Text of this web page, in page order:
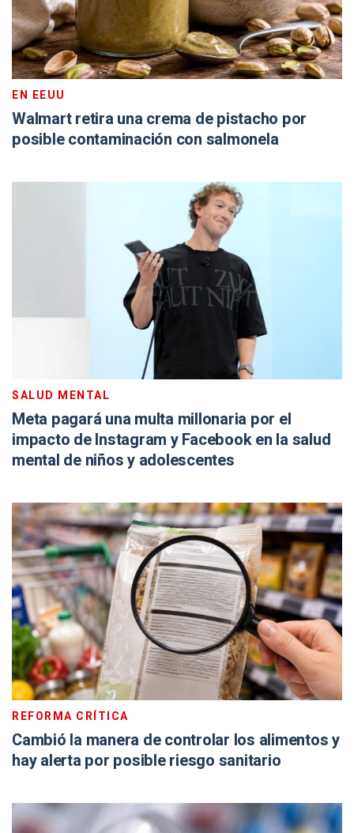
EN EEUU
Walmart retira una crema de pistacho por
posible contaminación con salmonela
SALUD MENTAL
Meta pagará una multa millonaria por el
impacto de Instagram y Facebook en la salud
mental de niños y adolescentes
REFORMA CRÍTICA
Cambió la manera de controlar los alimentos y
hay alerta por posible riesgo sanitario